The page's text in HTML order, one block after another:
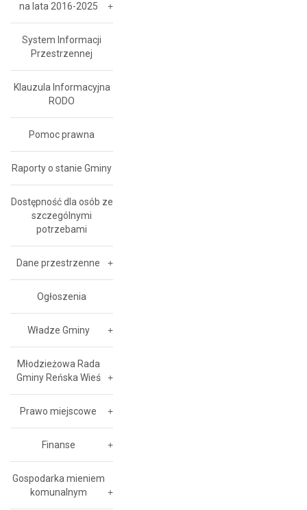
na lata 2016-2025
System Informacji
Przestrzennej
Klauzula Informacyjna
RODO
Pomoc prawna
Raporty o stanie Gminy
Dostępność dla osób ze
szczególnymi
potrzebami
Dane przestrzenne
Ogłoszenia
Władze Gminy
Młodzieżowa Rada
Gminy Reńska Wieś
Prawo miejscowe
Finanse
Gospodarka mieniem
komunalnym